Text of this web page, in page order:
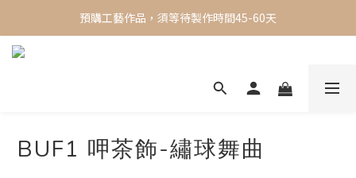
✨ 現貨專區 ✨ 一週內出貨，限時買三送一
預購工藝作品，須等待製作時間45-60天
BUF1 呷茶飾-繡球舞曲